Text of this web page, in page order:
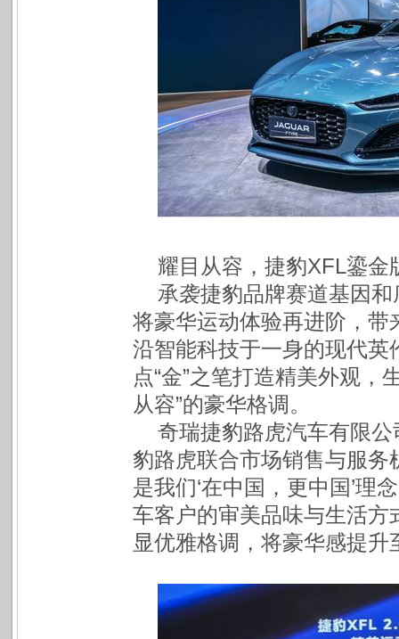
耀目从容，捷豹XFL鎏金
承袭捷豹品牌赛道基因
将豪华运动体验再进阶，
沿智能科技于一身的现代
点“金”之笔打造精美外观，
从容”的豪华格调。
奇瑞捷豹路虎汽车有限
豹路虎联合市场销售与服务
是我们‘在中国，更中国’理
车客户的审美品味与生活方
显优雅格调，将豪华感提升